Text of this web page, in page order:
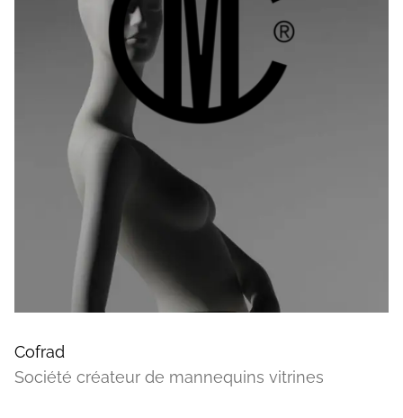
Cofrad
Société créateur de mannequins vitrines